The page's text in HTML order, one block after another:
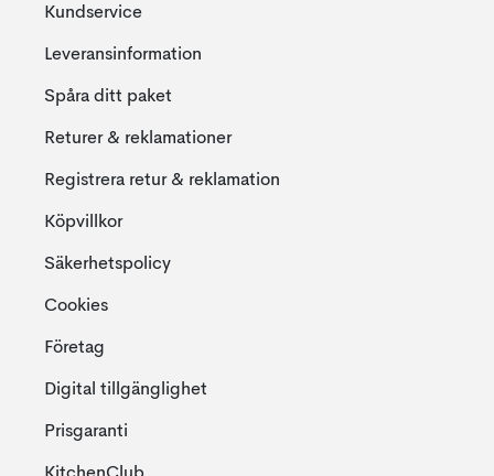
Kundservice
Leveransinformation
Spåra ditt paket
Returer & reklamationer
Registrera retur & reklamation
Köpvillkor
Säkerhetspolicy
Cookies
Företag
Digital tillgänglighet
Prisgaranti